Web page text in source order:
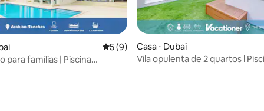
de 5, 8 avaliações 5 de uma avaliação média de 5, 9
5 (9)
para famílias | Piscina
Casa ⋅ Dubai
Vila opulenta de 2 quartos l